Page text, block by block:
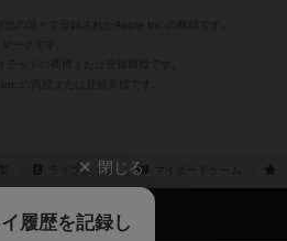
ライブレイジ閉じる
履歴を記録し